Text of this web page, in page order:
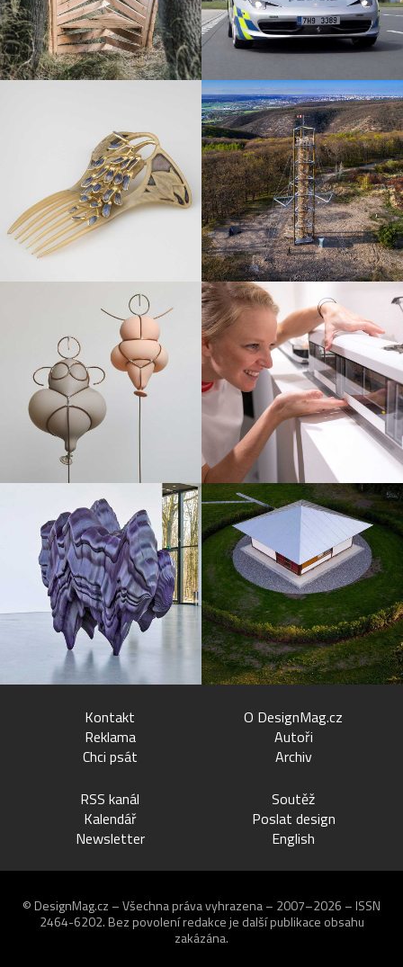
Kontakt
Reklama
Chci psát
O DesignMag.cz
Autoři
Archiv
RSS kanál
Kalendář
Newsletter
Soutěž
Poslat design
English
© DesignMag.cz – Všechna práva vyhrazena – 2007–2026 – ISSN
2464-6202. Bez povolení redakce je další publikace obsahu
zakázána.